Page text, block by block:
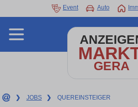
Event Auto
GERA
❯ JOBS ❯ QUEREINSTEIGER